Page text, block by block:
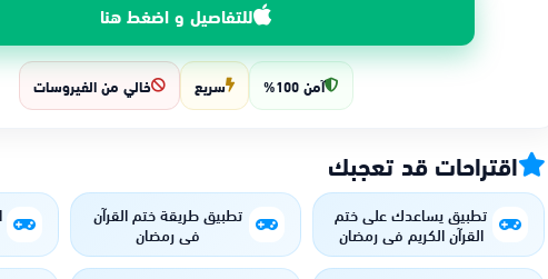
للتفاصيل و اضغط هنا
آمن 100% سريع خالي من الفيروسات
اقتراحات قد تعجبك
تطبيق يساعدك على ختم
القرآن الكريم في رمضان
بسهولة وانتظام
تطبيق طريقة ختم القرآن
في رمضان